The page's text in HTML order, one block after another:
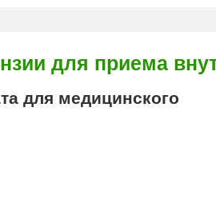
для приема
для медицинского